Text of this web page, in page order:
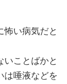
怖い病気だと
いことばかと
は唾液などを